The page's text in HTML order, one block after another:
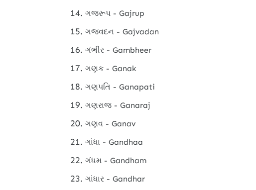
ગજરૂપ - Gajrup
ગજવદન - Gajvadan
ગંભીર - Gambheer
ગણક - Ganak
ગણપતિ - Ganapati
ગણરાજ - Ganaraj
ગણવ - Ganav
ગાંધા - Gandhaa
ગંધમ - Gandham
ગાંધાર - Gandhar